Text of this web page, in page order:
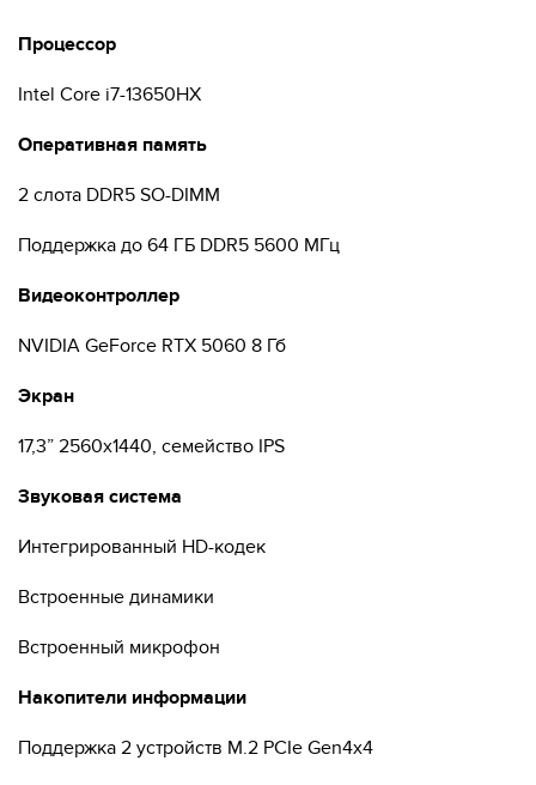
Процессор
Intel Core i7-13650HX
Оперативная память
2 слота DDR5 SO-DIMM
Поддержка до 64 ГБ DDR5 5600 МГц
Видеоконтроллер
NVIDIA GeForce RTX 5060 8 Гб
Экран
17,3” 2560x1440, семейство IPS
Звуковая система
Интегрированный HD-кодек
Встроенные динамики
Встроенный микрофон
Накопители информации
Поддержка 2 устройств M.2 PCIe Gen4x4